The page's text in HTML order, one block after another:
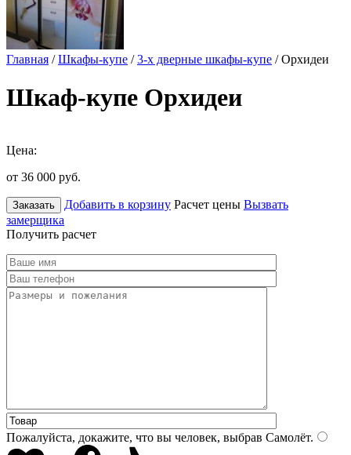
Главная /Шкафы-купе /3-х дверные шкафы-купе / Орхидеи
Шкаф-купе Орхидеи
Цена:
от 36 000 руб.
Заказать Добавить в корзину Расчет цены Вызвать
замерщика
Получить расчет
Пожалуйста, докажите, что вы человек, выбрав Самолёт.